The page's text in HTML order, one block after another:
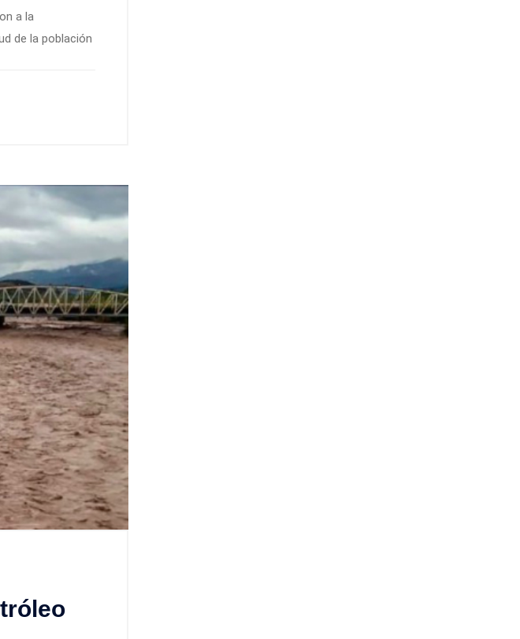
a la
de la población